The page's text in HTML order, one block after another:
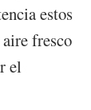
estos
fresco
el